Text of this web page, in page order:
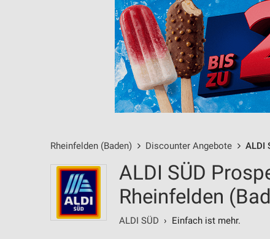
Rheinfelden (Baden) Discounter Angebote ALDI
ALDI SÜD
Rheinfelden
ALDI SÜD › Einfach ist mehr.